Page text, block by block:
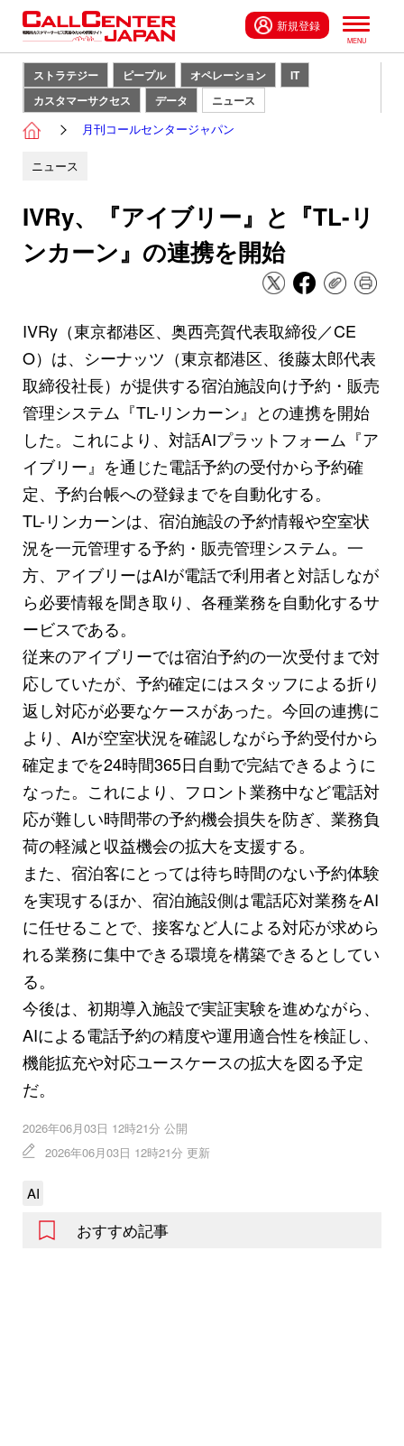
新規登録
ストラテジー ピープル オペレーション
IT
カスタマーサクセス
データ ニュース
月刊コールセンタージャパン
ニュース
IVRy、『アイブリー』と『TL-リ
ンカーン』の連携を開始
IVRy（東京都港区、奥西亮賀代表取締役／CE
O）は、シーナッツ（東京都港区、後藤太郎代表
取締役社長）が提供する宿泊施設向け予約・販売
管理システム『TL-リンカーン』との連携を開始
した。これにより、対話AIプラットフォーム『ア
イブリー』を通じた電話予約の受付から予約確
定、予約台帳への登録までを自動化する。
TL-リンカーンは、宿泊施設の予約情報や空室状
況を一元管理する予約・販売管理システム。一
方、アイブリーはAIが電話で利用者と対話しなが
ら必要情報を聞き取り、各種業務を自動化するサ
ービスである。
従来のアイブリーでは宿泊予約の一次受付まで対
応していたが、予約確定にはスタッフによる折り
返し対応が必要なケースがあった。今回の連携に
より、AIが空室状況を確認しながら予約受付から
確定までを24時間365日自動で完結できるように
なった。これにより、フロント業務中など電話対
応が難しい時間帯の予約機会損失を防ぎ、業務負
荷の軽減と収益機会の拡大を支援する。
また、宿泊客にとっては待ち時間のない予約体験
を実現するほか、宿泊施設側は電話応対業務をAI
に任せることで、接客など人による対応が求めら
れる業務に集中できる環境を構築できるとしてい
る。
今後は、初期導入施設で実証実験を進めながら、
AIによる電話予約の精度や運用適合性を検証し、
機能拡充や対応ユースケースの拡大を図る予定
だ。
2026年06月03日 12時21分 公開
2026年06月03日 12時21分 更新
AI
おすすめ記事